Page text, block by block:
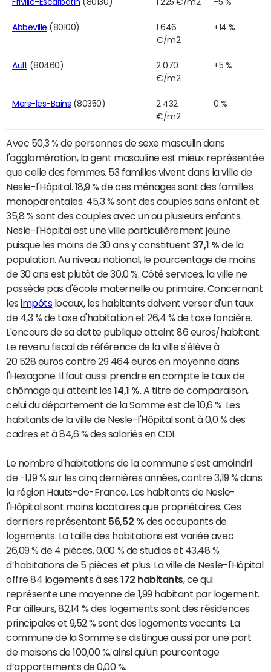
Friville-Escarbotin (80130) 1 225 €/m2 -5 %
Abbeville (80100)
1 646
€/m2
+14 %
Ault (80460)
2 070
€/m2
+5 %
Mers-les-Bains (80350)
2 432
€/m2
0 %
Avec 50,3 % de personnes de sexe masculin dans
l'agglomération, la gent masculine est mieux représentée
que celle des femmes. 53 familles vivent dans la ville de
Nesle-l'Hôpital. 18,9 % de ces ménages sont des familles
monoparentales. 45,3 % sont des couples sans enfant et
35,8 % sont des couples avec un ou plusieurs enfants.
Nesle-l'Hôpital est une ville particulièrement jeune
puisque les moins de 30 ans y constituent 37,1 % de la
population. Au niveau national, le pourcentage de moins
de 30 ans est plutôt de 30,0 %. Côté services, la ville ne
possède pas d'école maternelle ou primaire. Concernant
lesimpôtslocaux, les habitants doivent verser d'un taux
de 4,3 % de taxe d'habitation et 26,4 % de taxe foncière.
L'encours de sa dette publique atteint 86 euros/habitant.
Le revenu fiscal de référence de la ville s'élève à
20 528 euros contre 29 464 euros en moyenne dans
l'Hexagone. Il faut aussi prendre en compte le taux de
chômage qui atteint les14,1 % . A titre de comparaison,
celui du département de la Somme est de 10,6 %. Les
habitants de la ville de Nesle-l'Hôpital sont à 0,0 % des
cadres et à 84,6 % des salariés en CDI.
Le nombre d'habitations de la commune s'est amoindri
de -1,19 % sur les cinq dernières années, contre 3,19 % dans
la région Hauts-de-France. Les habitants de Nesle-
l'Hôpital sont moins locataires que propriétaires. Ces
derniers représentant 56,52 % des occupants de
logements. La taille des habitations est variée avec
26,09 % de 4 pièces, 0,00 % de studios et 43,48 %
d’habitations de 5 pièces et plus. La ville de Nesle-l'Hôpital
offre 84 logements à ses172 habitants, ce qui
représente une moyenne de 1,99 habitant par logement.
Par ailleurs, 82,14 % des logements sont des résidences
principales et 9,52 % sont des logements vacants. La
commune de la Somme se distingue aussi par une part
de maisons de 100,00 %, ainsi qu'un pourcentage
d’appartements de 0,00 %.